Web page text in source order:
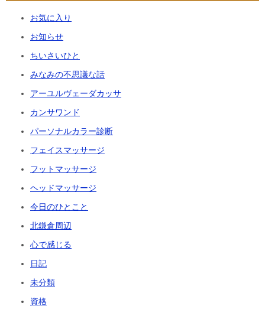
お気に入り
お知らせ
ちいさいひと
みなみの不思議な話
アーユルヴェーダカッサ
カンサワンド
パーソナルカラー診断
フェイスマッサージ
フットマッサージ
ヘッドマッサージ
今日のひとこと
北鎌倉周辺
心で感じる
日記
未分類
資格